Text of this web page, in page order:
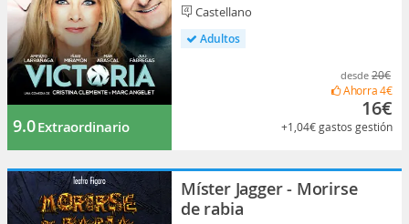
9.0Extraordinario
Castellano
Adultos
desde 20€
Ahorra4€
16€
+1,04€gastos gestión
Míster Jagger - Morirse
de rabia